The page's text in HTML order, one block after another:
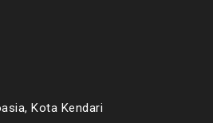
Kota Kendari